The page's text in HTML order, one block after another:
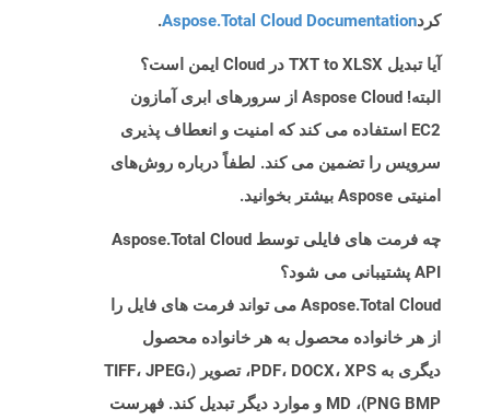
کردAspose.Total Cloud Documentation
.
آیا تبدیل TXT to XLSX در Cloud ایمن است؟
البته! Aspose Cloud از سرورهای ابری آمازون
EC2 استفاده می کند که امنیت و انعطاف پذیری
سرویس را تضمین می کند. لطفاً درباره روش‌های
امنیتی Aspose بیشتر بخوانید.
چه فرمت های فایلی توسط Aspose.Total Cloud
API پشتیبانی می شود؟
Aspose.Total Cloud می تواند فرمت های فایل را
از هر خانواده محصول به هر خانواده محصول
دیگری به PDF، DOCX، XPS، تصویر (TIFF، JPEG،
PNG BMP)، MD و موارد دیگر تبدیل کند. فهرست